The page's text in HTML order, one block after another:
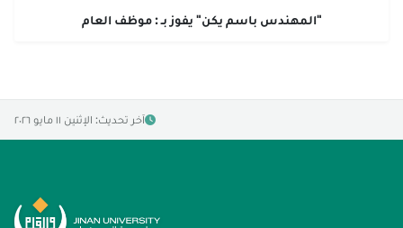
"المهندس باسم يكن" يفوز بـ : موظف العام
آخر تحديث: الإثنين ١١ مايو ٢٠٢٦